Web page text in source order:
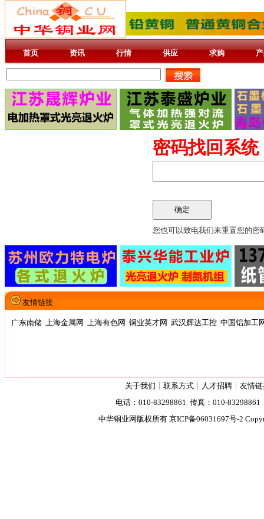
首页 资讯 行情 供应 求购
密码找回系
您也可以致电我们来重置您的密
友情链接
广东南储 上海金属网 上海有色网 铜业英才网 武汉辉达工控 中国铝加工
关于我们 ┊ 联系方式 ┊ 人才招聘 ┊ 友情
电话：010-83298861 传真：010-
中华铜业网版权所有 京ICP备06031697号-2